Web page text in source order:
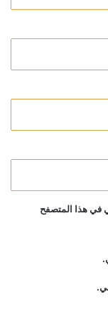
في هذا المتصفح